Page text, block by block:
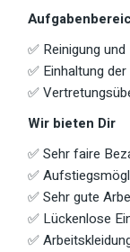
✅ Reinigung
✅ Einhaltung
✅
Wir bieten Dir
✅ Sehr faire
✅
✅ Sehr gute
✅ Lückenlose
✅